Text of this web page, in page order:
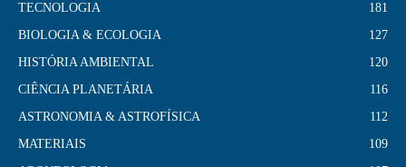
TECNOLOGIA
181
BIOLOGIA & ECOLOGIA
127
HISTÓRIA AMBIENTAL
120
CIÊNCIA PLANETÁRIA
116
ASTRONOMIA & ASTROFÍSICA
112
MATERIAIS
109